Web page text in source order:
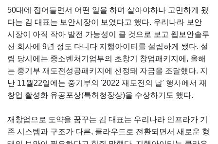
50대에 접어들면서 어떤 일을 하며 살아야하나 고민하게 됐
다는 김 대표는 보안시장이 보였다고 했다. 우리나라 보안
시장이 아직 작아 발전 가능성이 클 것으로 보고 웹보안솔루
션 회사에 9년 정도 다니다 지행아이티를 설립하게 됐다. 설
립 당시에는 중소벤처기업부의 초창기 창업패키지에, 올해
는 중기부 재도전성공패키지에 선정돼 자금을 조달했다. 지
난 11월22일에는 중기부의 '2022 재도전의 날' 행사에서 재
창업 활성화 유공포상(특허청장상)을 수상하기도 했다.
재창업으로 도약을 꿈꾸는 김 대표는 우리나라 인프라가 기
존 시스템과 구조가 다른, 클라우드로 전환되면서 새로운 형